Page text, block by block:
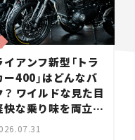
イアンフ新型「トラ
ー400」はどんなバ
？ ワイルドな見た目
快な乗り味を両立し
フラットトラッ